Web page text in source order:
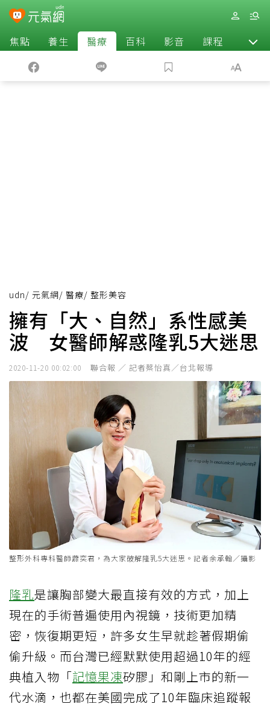
焦點 養生 醫療 百科 影音 課程 退休
udn/ 元氣網/ 醫療/ 整形美容
擁有「大、自然」系性感美
波 女醫師解惑隆乳5大迷思
2020-11-20 00:02:00 聯合報 ／ 記者蔡怡真／台北報導
整形外科專科醫師蕭奕君，為大家破解隆乳5大迷思。記者余承翰／攝影
隆乳是讓胸部變大最直接有效的方式，加上
現在的手術普遍使用內視鏡，技術更加精
密，恢復期更短，許多女生早就趁著假期偷
偷升級。而台灣已經默默使用超過10年的經
典植入物「記憶果凍矽膠」和剛上市的新一
代水滴，也都在美國完成了10年臨床追蹤報